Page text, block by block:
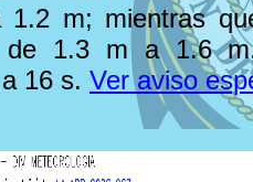
m; mientras
de 1.3 m a 1.6
16 s. Ver aviso